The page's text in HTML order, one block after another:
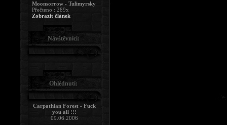
Moonsorrow - Tulimyrsky
Přečteno : 289x
Zobrazit článek
Návštěvníci:
Ohlédnutí:
Carpathian Forest - Fuck
you all !!!
09.06.2006